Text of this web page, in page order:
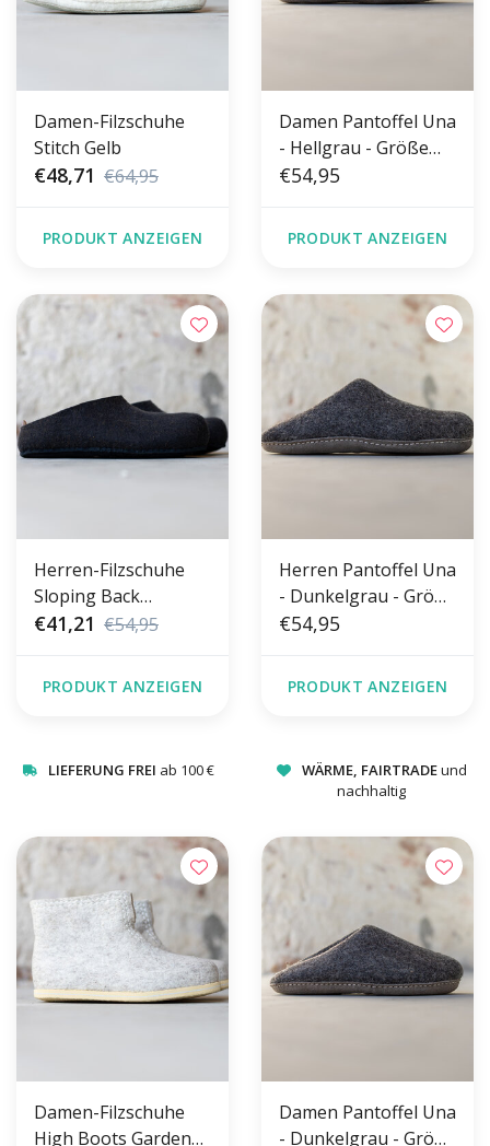
Damen-Filzschuhe
Stitch Gelb
€48,71 €64,95
PRODUKT ANZEIGEN
Damen Pantoffel Una
- Hellgrau - Größe
36-41 - Weiche Sohle
€54,95
PRODUKT ANZEIGEN
Herren-Filzschuhe
Sloping Back
Schwarz
€41,21 €54,95
PRODUKT ANZEIGEN
Herren Pantoffel Una
- Dunkelgrau - Größe
42-46 - Weiche Sohle
€54,95
PRODUKT ANZEIGEN
LIEFERUNG FREI ab 100 € WÄRME, FAIRTRADEund
nachhaltig
Damen-Filzschuhe
High Boots Garden
Damen Pantoffel Una
- Dunkelgrau - Größe